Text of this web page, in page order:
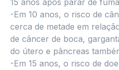
15 anos após parar de
-Em 10 anos, o risco de
cerca de metade em
de câncer de boca,
do útero e pâncreas
-Em 15 anos, o risco de